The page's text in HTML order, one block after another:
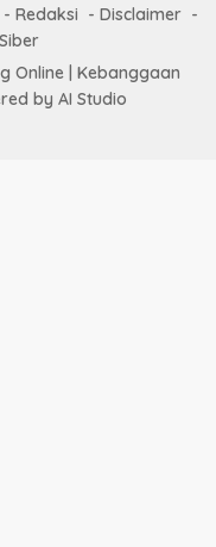
Redaksi
Disclaimer
Online | Kebanggaan
by AI Studio